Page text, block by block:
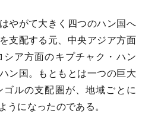
やがて大きく四つのハン国へ
支配する元、中央アジア方面
ア方面のキプチャク・ハン
ン国。もともとは一つの巨大
ルの支配圏が、地域ごとに
うになったのである。